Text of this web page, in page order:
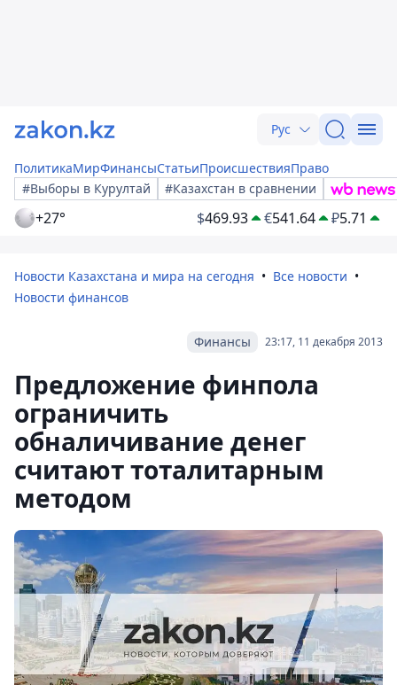
Рус
ПолитикаМирФинансыСтатьиПроисшествияПраво
#Выборы в Курултай
#Казахстан в сравнении
+27° $469.93 €541.64 ₽5.71
Новости Казахстана и мира на сегодня
Все новости
Новости финансов
23:17, 11 декабря 2013
Финансы
Предложение финпола
ограничить
обналичивание денег
считают тоталитарным
методом